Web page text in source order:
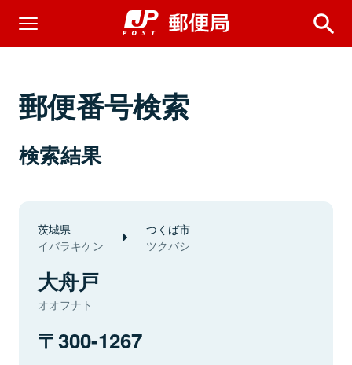
郵便番号検索
検索結果
茨城県
イバラキケン
つくば市
ツクバシ
大舟戸
オオフナト
300-1267